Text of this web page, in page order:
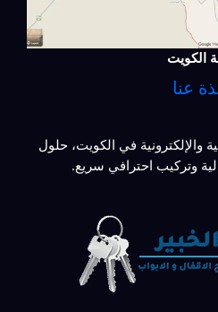
الكويت
عنا
والإلكترونية في الكويت، حلول
وتركيب احترافي سريع.